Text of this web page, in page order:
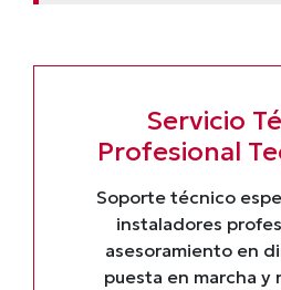
Servicio
Profesional
Soporte técnico
instaladores
asesoramiento en
puesta en marcha y